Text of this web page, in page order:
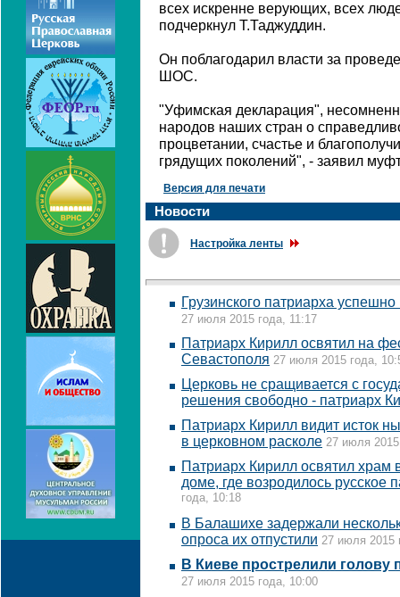
всех искренне верующих, всех
подчеркнул Т.Таджуддин.
Он поблагодарил власти за
ШОС.
"Уфимская декларация",
народов наших стран о
процветании, счастье и
грядущих поколений", - заявил
Версия для печати
Новости
Настройка ленты
Грузинского патриарха
27 июля 2015 года, 11:17
Патриарх Кирилл освятил на
Севастополя 27 июля 2015 года,
Церковь не сращивается с
решения свободно - патриарх
Патриарх Кирилл видит исток
в церковном расколе 27 июля
Патриарх Кирилл освятил храм
доме, где возродилось русское
года, 10:18
В Балашихе задержали
опроса их отпустили 27 июля 2015
В Киеве прострелили
27 июля 2015 года, 10:00